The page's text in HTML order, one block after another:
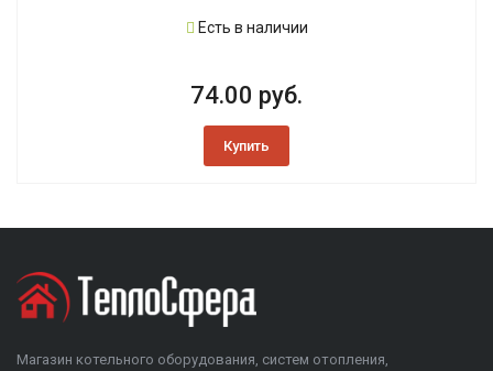
Есть в наличии
74.00 руб.
Купить
Магазин котельного оборудования, систем отопления,